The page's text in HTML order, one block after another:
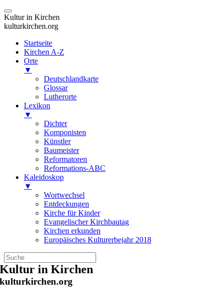
Kultur in Kirchen
kulturkirchen.org
Startseite
Kirchen A-Z
Orte
▼
Deutschlandkarte
Glossar
Lutherorte
Lexikon
▼
Dichter
Komponisten
Künstler
Baumeister
Reformatoren
Reformations-ABC
Kaleidoskop
▼
Wortwechsel
Entdeckungen
Kirche für Kinder
Evangelischer Kirchbautag
Kirchen erkunden
Europäisches Kulturerbejahr 2018
Zum
Inhalt
springen
Kultur in Kirchen
kulturkirchen.org